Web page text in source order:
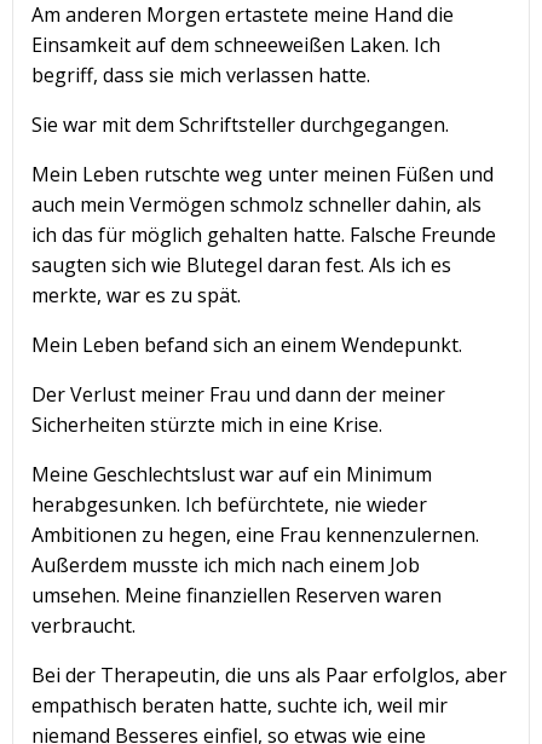
Am anderen Morgen ertastete meine Hand die
Einsamkeit auf dem schneeweißen Laken. Ich
begriff, dass sie mich verlassen hatte.
Sie war mit dem Schriftsteller durchgegangen.
Mein Leben rutschte weg unter meinen Füßen und
auch mein Vermögen schmolz schneller dahin, als
ich das für möglich gehalten hatte. Falsche Freunde
saugten sich wie Blutegel daran fest. Als ich es
merkte, war es zu spät.
Mein Leben befand sich an einem Wendepunkt.
Der Verlust meiner Frau und dann der meiner
Sicherheiten stürzte mich in eine Krise.
Meine Geschlechtslust war auf ein Minimum
herabgesunken. Ich befürchtete, nie wieder
Ambitionen zu hegen, eine Frau kennenzulernen.
Außerdem musste ich mich nach einem Job
umsehen. Meine finanziellen Reserven waren
verbraucht.
Bei der Therapeutin, die uns als Paar erfolglos, aber
empathisch beraten hatte, suchte ich, weil mir
niemand Besseres einfiel, so etwas wie eine